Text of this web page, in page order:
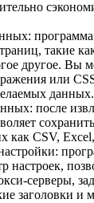
программа
такие
другое. Вы
или
данных.
после
как CSV,
настроек,
серверы,
заголовки и